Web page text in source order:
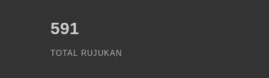
591
TOTAL RUJUKAN